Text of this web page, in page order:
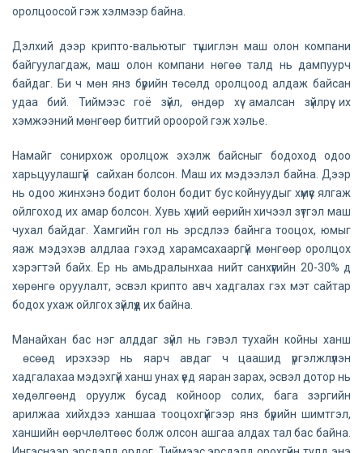
оролцоосой гэж хэлмээр байна.
Дэлхий дээр крипто-вальютыг түшиглэн маш олон компани
байгуулагдаж, маш олон компани нөгөө талд нь дампуурч
байдаг. Би ч мөн янз бүрийн төсөлд оролцоод алдаж байсан
удаа бий. Тиймээс гоё зүйл, өндөр хүү амалсан зүйлрүү их
хэмжээний мөнгөөр битгий ороорой гэж хэлье.
Намайг сонирхож оролцож эхэлж байсныг бодоход одоо
харьцуулашгүй сайхан болсон. Маш их мэдээлэл байна. Дээр
нь одоо жинхэнэ бодит болон бодит бус койнуудыг хүмүүс ялгаж
ойлгоход их амар болсон. Хувь хүний өөрийн хичээл зүтгэл маш
чухал байдаг. Хамгийн гол нь эрсдлээ байнга тооцох, юмыг
яаж мэдэхэв алдлаа гэхэд харамсахааргүй мөнгөөр оролцох
хэрэгтэй байх. Ер нь амьдралынхаа нийт санхүүгийн 20-30% д
хөрөнгө оруулалт, эсвэл крипто авч хадгалах гэх мэт сайтар
бодох ухаж ойлгох зүйлүүд их байна.
Манайхан бас нэг алддаг зүйл нь гэвэл тухайн койны ханш
өсөөд ирэхээр нь яарч авдаг ч цаашид үргэлжлүүлэн
хадгалахаа мэдэхгүй ханш унах үед яаран зарах, эсвэл дотор нь
хөдөлгөөнд оруулж бусад койноор солих, бага зэргийн
арилжаа хийхдээ ханшаа тооцохгүйгээр янз бүрийн шимтгэл,
ханшийн өөрчлөлтөөс болж олсон ашгаа алдах тал бас байна.